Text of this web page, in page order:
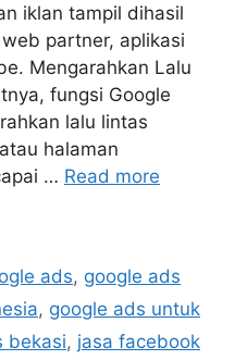
iklan tampil dihasil
partner, aplikasi
Mengarahkan Lalu
fungsi Google
lalu lintas
halaman
… Read more
ads, google ads
, google ads untuk
bekasi, jasa facebook